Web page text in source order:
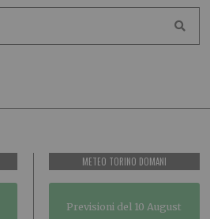
METEO TORINO DOMANI
Previsioni del 10 August